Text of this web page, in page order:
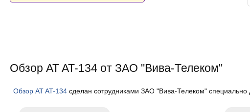
Обзор AT AT-134 от ЗАО "Вива-Телеком"
Обзор AT AT-134сделан сотрудниками ЗАО "Вива-Телеком" специально